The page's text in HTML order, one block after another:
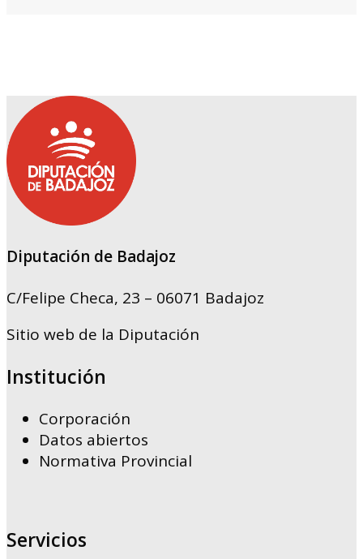
Diputación de Badajoz
C/Felipe Checa, 23 – 06071 Badajoz
Sitio web de la Diputación
Institución
Corporación
Datos abiertos
Normativa Provincial
Servicios